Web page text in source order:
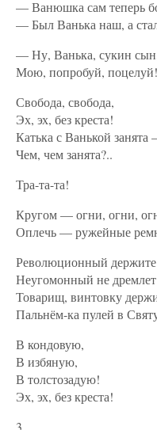
— Ванюшка сам теперь
— Был Ванька наш, а
— Ну, Ванька, сукин
Мою, попробуй, поцелуй!
Свобода, свобода,
Эх, эх, без креста!
Катька с Ванькой
Чем, чем занята?..
Тра-та-та!
Кругом — огни, огни,
Оплечь — ружейные
Революционный
Неугомонный не дремлет
Товарищ, винтовку
Пальнём-ка пулей в
В кондовую,
В избяную,
В толстозадую!
Эх, эх, без креста!
3